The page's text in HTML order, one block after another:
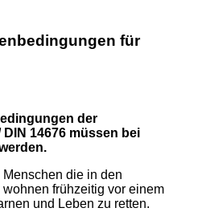
für
der
14676 müssen bei
die in den
frühzeitig vor einem
und Leben zu retten.